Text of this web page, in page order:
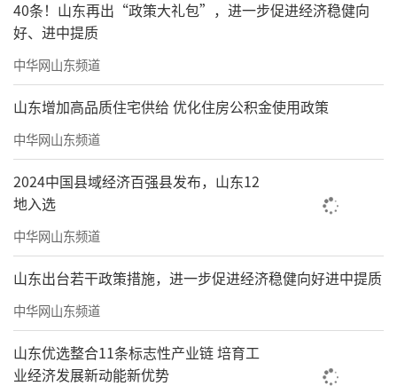
热诚相邀，让我有机会携十数年拙陋习作，来
著名的佛禅之城做此专题小展。诚惶诚恐，在
此向各位专家师友同道汇报请教。
谢谢大家！
（文/于明诠，丙午初夏，记于历下见山见
水楼）
40条！山东再出“政策大礼包”，进一步促进经济稳健向
好、进中提质
中华网山东频道
山东增加高品质住宅供给 优化住房公积金使用政策
中华网山东频道
2024中国县域经济百强县发布，山东12
地入选
中华网山东频道
山东出台若干政策措施，进一步促进经济稳健向好进中提质
中华网山东频道
山东优选整合11条标志性产业链 培育工
业经济发展新动能新优势